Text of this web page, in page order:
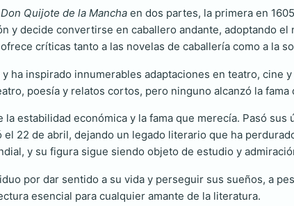
Don Quijote de la Mancha en dos partes, la primera en
y decide convertirse en caballero andante, adoptando
críticas tanto a las novelas de caballería como a la
ha inspirado innumerables adaptaciones en teatro, cine
poesía y relatos cortos, pero ninguno alcanzó la fama
estabilidad económica y la fama que merecía. Pasó
22 de abril, dejando un legado literario que ha
y su figura sigue siendo objeto de estudio y
por dar sentido a su vida y perseguir sus sueños, a
esencial para cualquier amante de la literatura.